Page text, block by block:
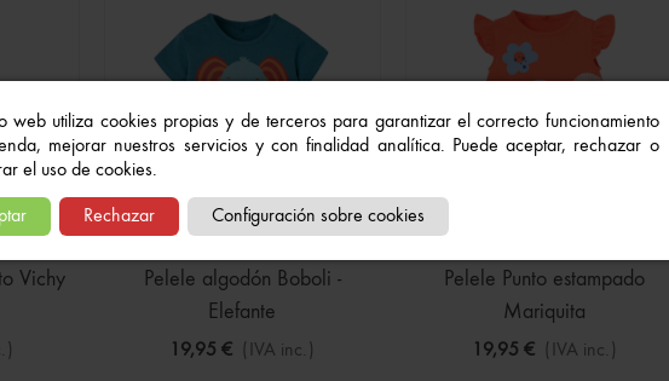
web utiliza cookies propias y de terceros para garantizar el correcto funcionamiento
mejorar nuestros servicios y con finalidad analítica. Puede aceptar, rechazar o
el uso de cookies.
Rechazar Configuración sobre cookies
Marino Para
15,99 €
Vichy
Pelele algodón Boboli -
Elefante
19,95 € (IVA inc.)
Pelele Punto estampado
Mariquita
19,95 € (IVA inc.)